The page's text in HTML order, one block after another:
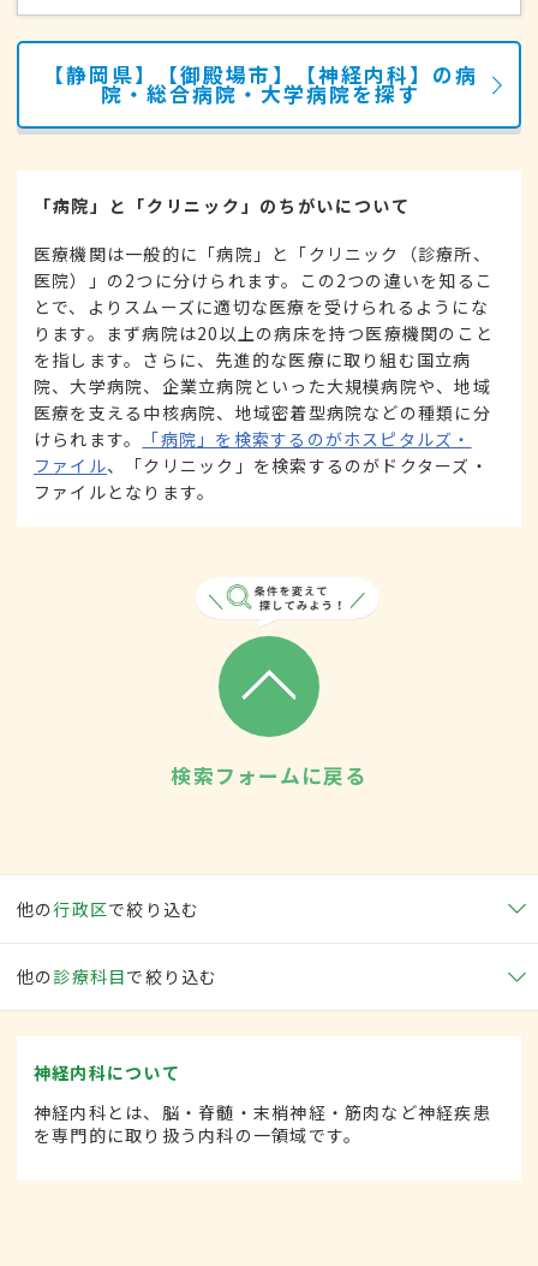
【静岡県】【御殿場市】【神経内科】の病
院・総合病院・大学病院を探す
「病院」と「クリニック」のちがいについて
医療機関は一般的に「病院」と「クリニック（診療所、
医院）」の2つに分けられます。この2つの違いを知るこ
とで、よりスムーズに適切な医療を受けられるようにな
ります。まず病院は20以上の病床を持つ医療機関のこと
を指します。さらに、先進的な医療に取り組む国立病
院、大学病院、企業立病院といった大規模病院や、地域
医療を支える中核病院、地域密着型病院などの種類に分
けられます。
「病院」を検索するのがホスピタルズ・
ファイル、「クリニック」を検索するのがドクターズ・
ファイルとなります。
検索フォームに戻る
他の行政区で絞り込む
他の 診療科目で絞り込む
神経内科について
神経内科とは、脳・脊髄・末梢神経・筋肉など神経疾患
を専門的に取り扱う内科の一領域です。